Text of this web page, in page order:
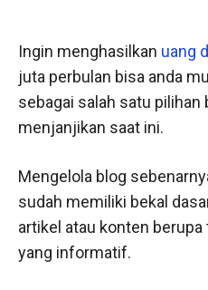
Ingin menghasilkan uang
juta perbulan bisa anda
sebagai salah satu
menjanjikan saat ini.
Mengelola blog
sudah memiliki bekal
artikel atau konten
yang informatif.